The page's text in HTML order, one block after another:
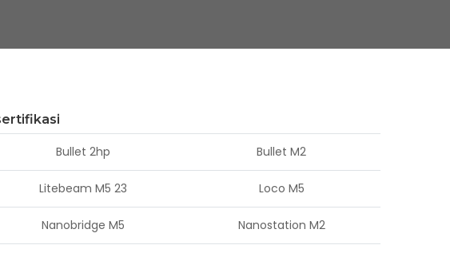
Bullet 2hp Bullet M2
Litebeam M5 23 Loco M5
Nanobridge M5 Nanostation M2